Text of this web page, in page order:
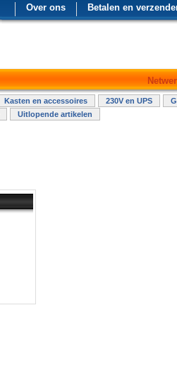
Betalen en
Over ons
Kasten en accessoires 230V en UPS
Uitlopende artikelen